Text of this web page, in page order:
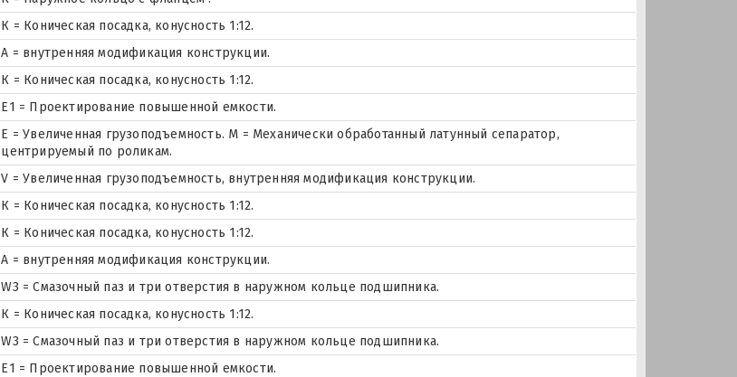
К = Коническая посадка, конусность 1:12.
A = внутренняя модификация конструкции.
К = Коническая посадка, конусность 1:12.
E1 = Проектирование повышенной емкости.
E = Увеличенная грузоподъемность. М = Механически обработанный латунный сепаратор,
центрируемый по роликам.
V = Увеличенная грузоподъемность, внутренняя модификация конструкции.
К = Коническая посадка, конусность 1:12.
К = Коническая посадка, конусность 1:12.
A = внутренняя модификация конструкции.
W3 = Смазочный паз и три отверстия в наружном кольце подшипника.
К = Коническая посадка, конусность 1:12.
W3 = Смазочный паз и три отверстия в наружном кольце подшипника.
E1 = Проектирование повышенной емкости.